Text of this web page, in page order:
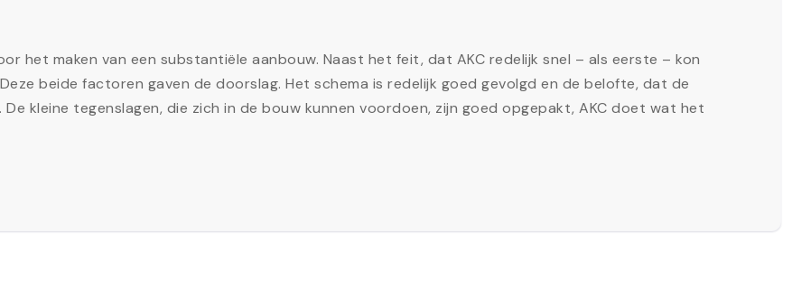
het maken van een substantiële aanbouw. Naast het feit, dat AKC redelijk snel – als eerste – kon
beide factoren gaven de doorslag. Het schema is redelijk goed gevolgd en de belofte, dat de
kleine tegenslagen, die zich in de bouw kunnen voordoen, zijn goed opgepakt, AKC doet wat het